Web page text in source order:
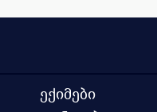
ექიმები